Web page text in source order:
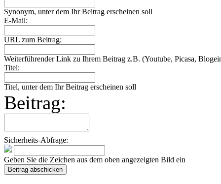
Synonym, unter dem Ihr Beitrag erscheinen soll
E-Mail:
URL zum Beitrag:
Weiterführender Link zu Ihrem Beitrag z.B. (Youtube, Picasa,
Titel:
Titel, unter dem Ihr Beitrag erscheinen soll
Beitrag:
Sicherheits-Abfrage:
Geben Sie die Zeichen aus dem oben angezeigten Bild ein